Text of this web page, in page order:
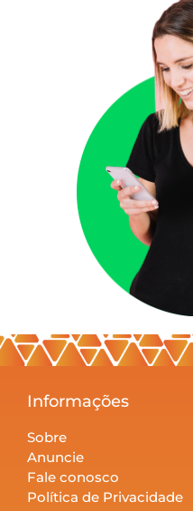
Informações
Sobre
Anuncie
Fale conosco
Política de Privacidade